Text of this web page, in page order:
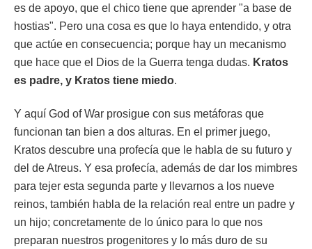
es de apoyo, que el chico tiene que aprender "a base de
hostias". Pero una cosa es que lo haya entendido, y otra
que actúe en consecuencia; porque hay un mecanismo
que hace que el Dios de la Guerra tenga dudas. Kratos
es padre, y Kratos tiene miedo.
Y aquí God of War prosigue con sus metáforas que
funcionan tan bien a dos alturas. En el primer juego,
Kratos descubre una profecía que le habla de su futuro y
del de Atreus. Y esa profecía, además de dar los mimbres
para tejer esta segunda parte y llevarnos a los nueve
reinos, también habla de la relación real entre un padre y
un hijo; concretamente de lo único para lo que nos
preparan nuestros progenitores y lo más duro de su